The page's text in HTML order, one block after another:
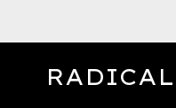
RADICAL